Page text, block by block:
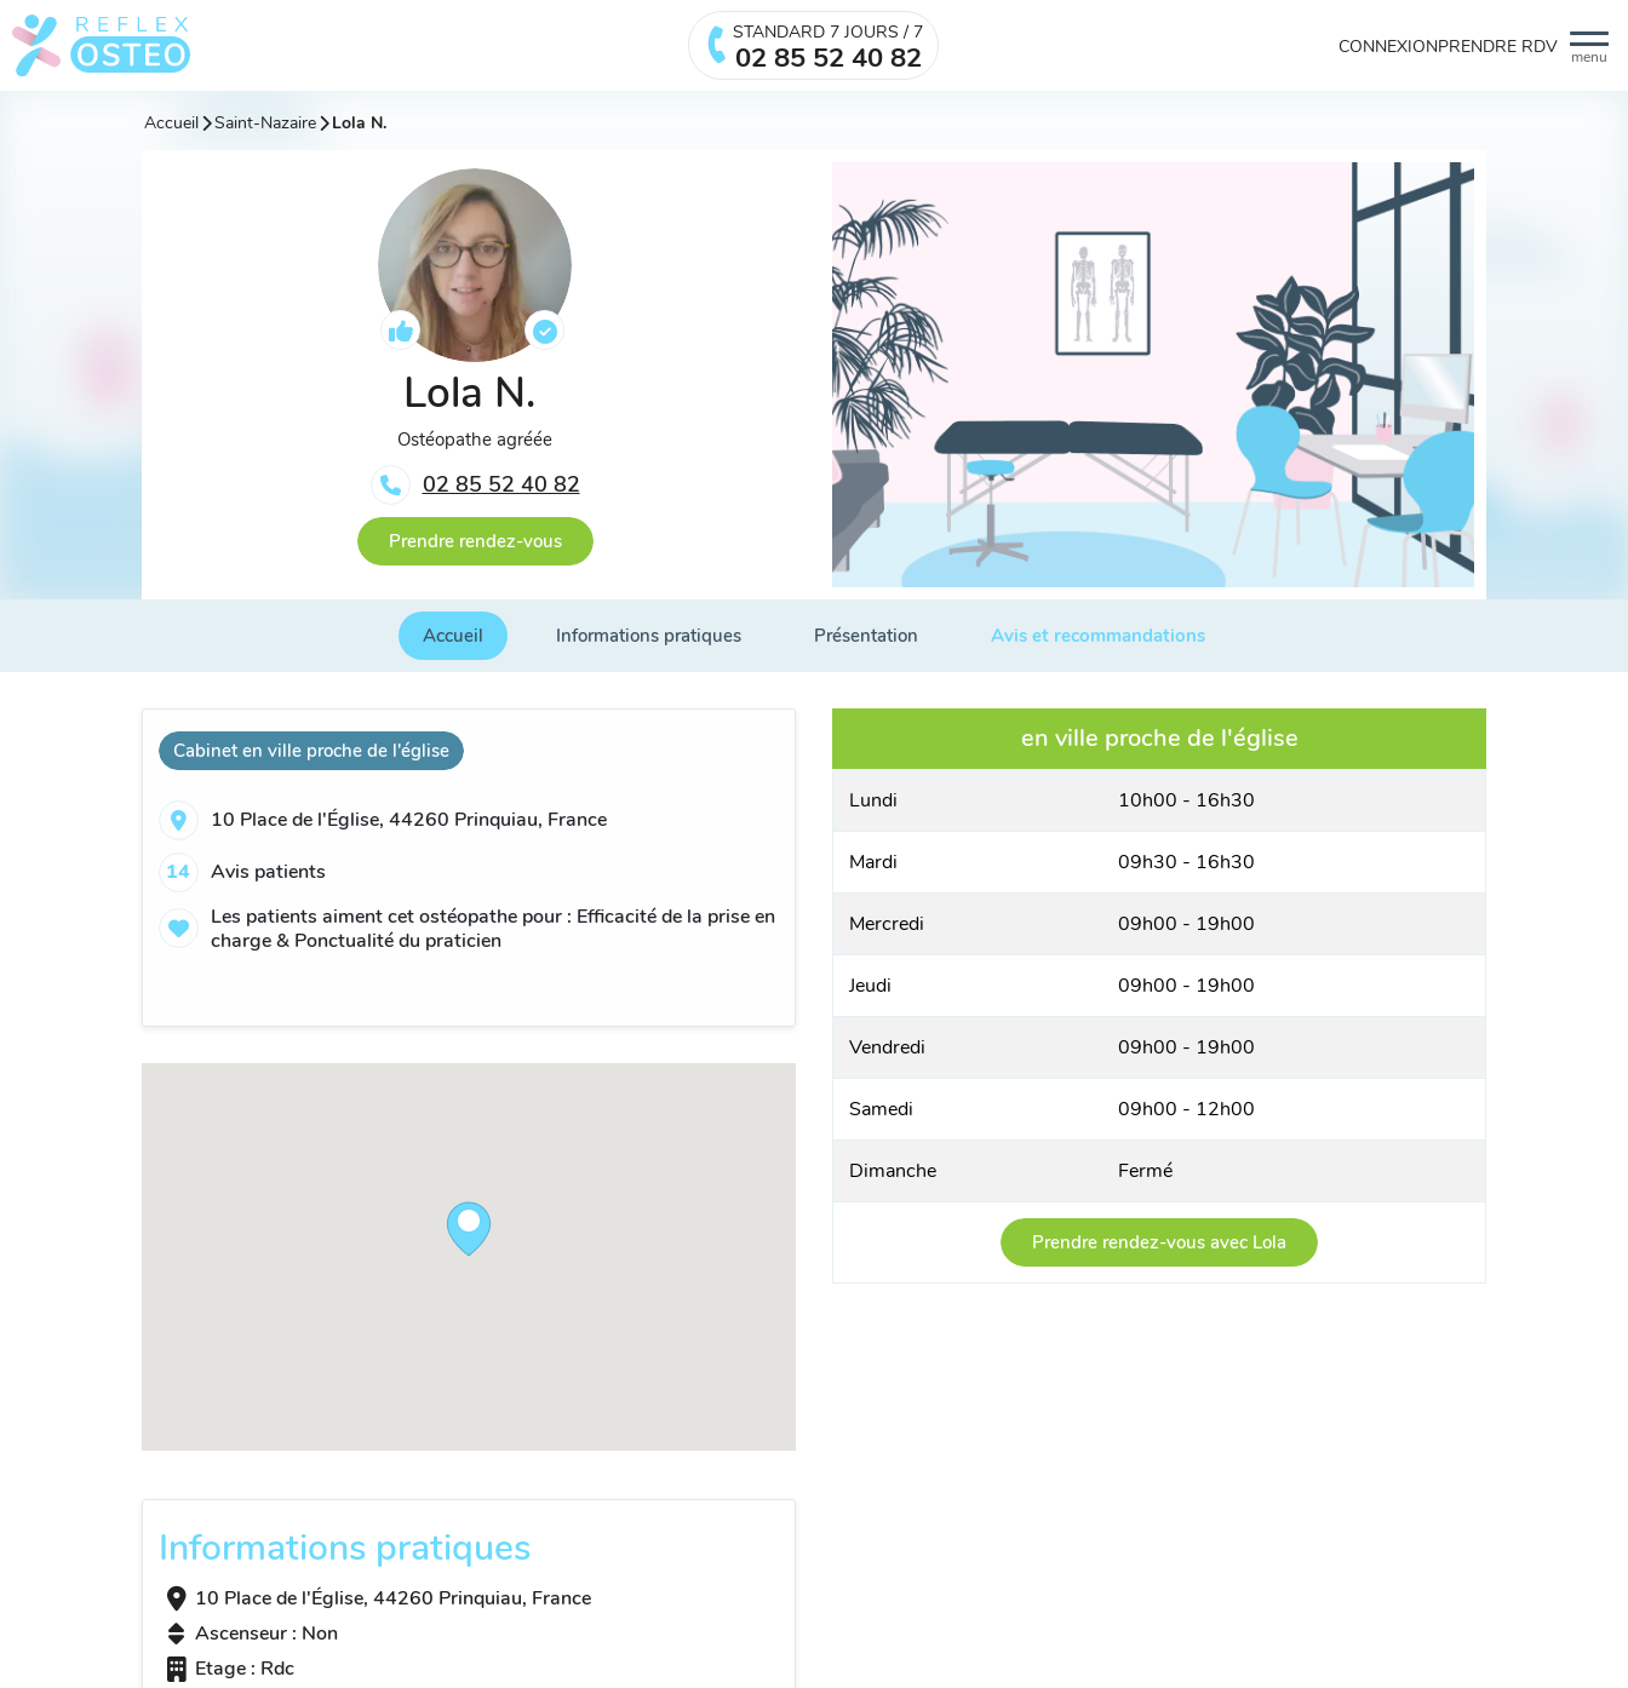
menu
STANDARD 7 JOURS / 7
02 85 52 40 82 CONNEXIONPRENDRE RDV
Accueil Saint-Nazaire Lola N.
Lola N.
Ostéopathe agréée
02 85 52 40 82
Prendre rendez-vous
Accueil Informations pratiques Présentation Avis et recommandations
Cabinet en ville proche de l'église
10 Place de l'Église, 44260 Prinquiau, France
14
Avis patients
Les patients aiment cet ostéopathe pour : Efficacité de la prise en
charge & Ponctualité du praticien
Informations pratiques
10 Place de l'Église, 44260 Prinquiau, France
Ascenseur : Non
Etage : Rdc
en ville proche de l'église
Lundi 10h00 - 16h30
Mardi 09h30 - 16h30
Mercredi 09h00 - 19h00
Jeudi 09h00 - 19h00
Vendredi 09h00 - 19h00
Samedi 09h00 - 12h00
Dimanche Fermé
Prendre rendez-vous avec Lola